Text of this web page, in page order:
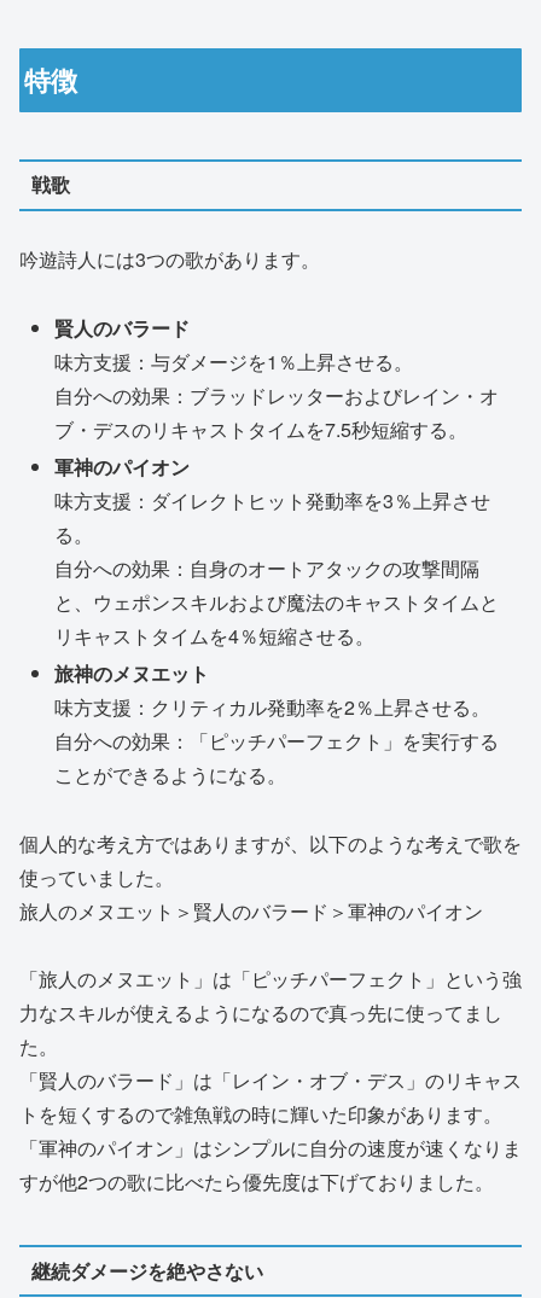
特徴
戦歌
吟遊詩人には3つの歌があります。
賢人のバラード
味方支援：与ダメージを1％上昇させる。
自分への効果：ブラッドレッターおよびレイン・オ
ブ・デスのリキャストタイムを7.5秒短縮する。
軍神のパイオン
味方支援：ダイレクトヒット発動率を3％上昇させ
る。
自分への効果：自身のオートアタックの攻撃間隔
と、ウェポンスキルおよび魔法のキャストタイムと
リキャストタイムを4％短縮させる。
旅神のメヌエット
味方支援：クリティカル発動率を2％上昇させる。
自分への効果：「ピッチパーフェクト」を実行する
ことができるようになる。
個人的な考え方ではありますが、以下のような考えで歌を
使っていました。
旅人のメヌエット＞賢人のバラード＞軍神のパイオン
「旅人のメヌエット」は「ピッチパーフェクト」という強
力なスキルが使えるようになるので真っ先に使ってまし
た。
「賢人のバラード」は「レイン・オブ・デス」のリキャス
トを短くするので雑魚戦の時に輝いた印象があります。
「軍神のパイオン」はシンプルに自分の速度が速くなりま
すが他2つの歌に比べたら優先度は下げておりました。
継続ダメージを絶やさない